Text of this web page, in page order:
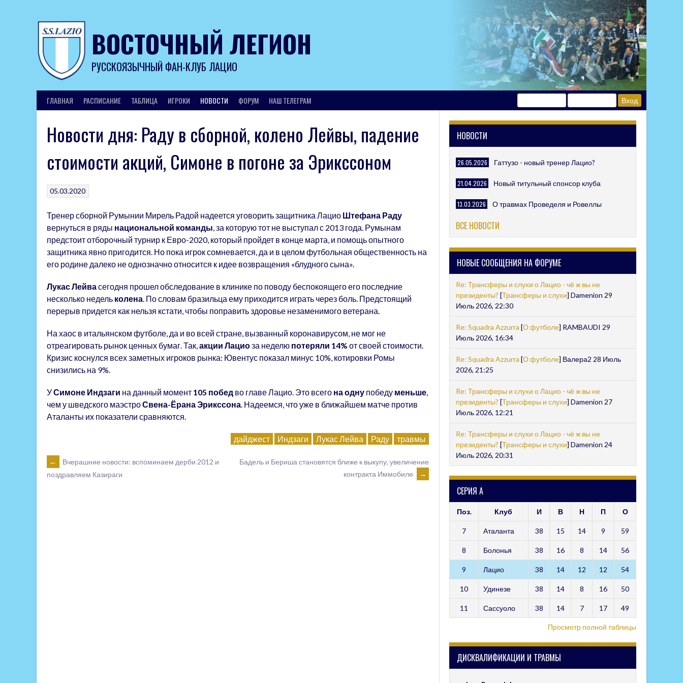
ВОСТОЧНЫЙ ЛЕГИОН
РУССКОЯЗЫЧНЫЙ ФАН-КЛУБ ЛАЦИО
ГЛАВНАЯ РАСПИСАНИЕ ТАБЛИЦА ИГРОКИ НОВОСТИ ФОРУМ НАШ ТЕЛЕГРАМ
Новости дня: Раду в сборной, колено Лейвы, падение
стоимости акций, Симоне в погоне за Эрикссоном
05.03.2020
Тренер сборной Румынии Мирель Радой надеется уговорить защитника Лацио Штефана Раду
вернуться в ряды национальной команды, за которую тот не выступал с 2013 года. Румынам
предстоит отборочный турнир к Евро-2020, который пройдет в конце марта, и помощь опытного
защитника явно пригодится. Но пока игрок сомневается, да и в целом футбольная общественность на
его родине далеко не однозначно относится к идее возвращения «блудного сына».
Лукас Лейвасегодня прошел обследование в клинике по поводу беспокоящего его последние
несколько недель колена. По словам бразильца ему приходится играть через боль. Предстоящий
перерыв придется как нельзя кстати, чтобы поправить здоровье незаменимого ветерана.
На хаос в итальянском футболе, да и во всей стране, вызванный коронавирусом, не мог не
отреагировать рынок ценных бумаг. Так,акции Лациоза неделю потеряли 14% от своей стоимости.
Кризис коснулся всех заметных игроков рынка: Ювентус показал минус 10%, котировки Ромы
снизились на 9%.
УСимоне Индзаги на данный момент 105 побед во главе Лацио. Это всего на одну победу меньше,
чем у шведского маэстроСвена-Ёрана Эрикссона. Надеемся, что уже в ближайшем матче против
Аталанты их показатели сравняются.
дайджест Индзаги Лукас Лейва Раду травмы
POST
←
Вчерашние новости: вспоминаем дерби 2012 и
поздравляем Казираги
Бадель и Бериша становятся ближе к выкупу, увеличение
контракта Иммобиле
→
НОВОСТИ
26.05.2026 Гаттузо - новый тренер Лацио?
21.04.2026 Новый титульный спонсор клуба
13.03.2026 О травмах Проведеля и Ровеллы
ВСЕ НОВОСТИ
НОВЫЕ СООБЩЕНИЯ НА ФОРУМЕ
Re: Трансферы и слухи о Лацио - чё ж вы не
президенты? [Трансферы и слухи] Damenion 29
Июль 2026, 22:30
Re: Squadra Azzurra [О футболе] RAMBAUDI 29
Июль 2026, 16:34
Re: Squadra Azzurra [О футболе] Валера2 28 Июль
2026, 21:25
Re: Трансферы и слухи о Лацио - чё ж вы не
президенты? [Трансферы и слухи] Damenion 27
Июль 2026, 12:21
Re: Трансферы и слухи о Лацио - чё ж вы не
президенты? [Трансферы и слухи] Damenion 24
Июль 2026, 20:31
СЕРИЯ А
Поз. Клуб И В Н П О
7 Аталанта 38 15 14 9 59
8 Болонья 38 16 8 14 56
9 Лацио 38 14 12 12 54
10 Удинезе 38 14 8 16 50
11 Сассуоло 38 14 7 17 49
Просмотр полной таблицы
ДИСКВАЛИФИКАЦИИ И ТРАВМЫ